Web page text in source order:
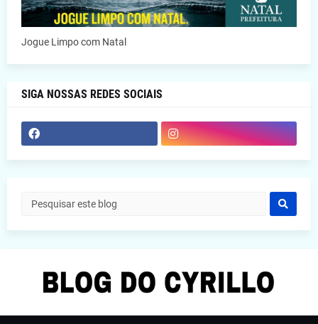
Jogue Limpo com Natal
SIGA NOSSAS REDES SOCIAIS